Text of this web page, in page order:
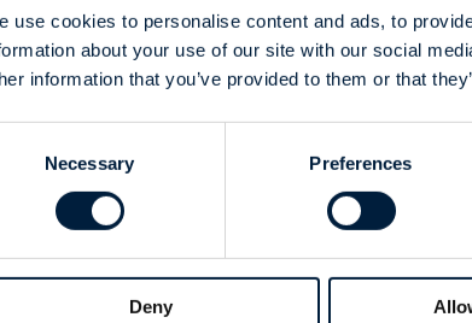
use cookies to personalise content and ads, to
about your use of our site with our social
information that you’ve provided to them or that
Necessary Preferences
Deny
fichiers
dans